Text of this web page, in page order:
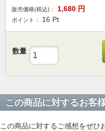
販売価格(税込)： 1,680 円
ポイント： 16 Pt
数量
この商品に対するお客
この商品に対するご感想をぜひ